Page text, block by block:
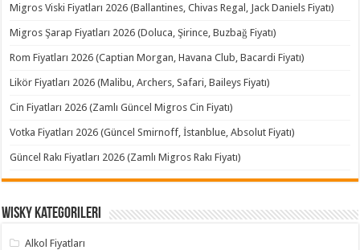
Migros Viski Fiyatları 2026 (Ballantines, Chivas Regal, Jack Daniels Fiyatı)
Migros Şarap Fiyatları 2026 (Doluca, Şirince, Buzbağ Fiyatı)
Rom Fiyatları 2026 (Captian Morgan, Havana Club, Bacardi Fiyatı)
Likör Fiyatları 2026 (Malibu, Archers, Safari, Baileys Fiyatı)
Cin Fiyatları 2026 (Zamlı Güncel Migros Cin Fiyatı)
Votka Fiyatları 2026 (Güncel Smirnoff, İstanblue, Absolut Fiyatı)
Güncel Rakı Fiyatları 2026 (Zamlı Migros Rakı Fiyatı)
Wisky Kategorileri
Alkol Fiyatları